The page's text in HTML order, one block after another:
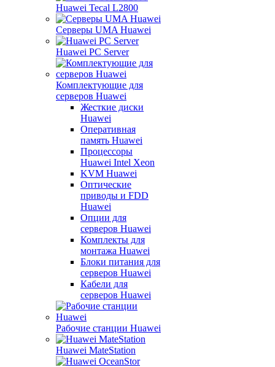
Huawei Tecal L2800
Серверы UMA Huawei
Huawei PC Server
Комплектующие для
серверов Huawei
Жесткие диски
Huawei
Оперативная
память Huawei
Процессоры
Huawei Intel Xeon
KVM Huawei
Оптические
приводы и FDD
Huawei
Опции для
серверов Huawei
Комплекты для
монтажа Huawei
Блоки питания для
серверов Huawei
Кабели для
серверов Huawei
Рабочие станции Huawei
Huawei MateStation